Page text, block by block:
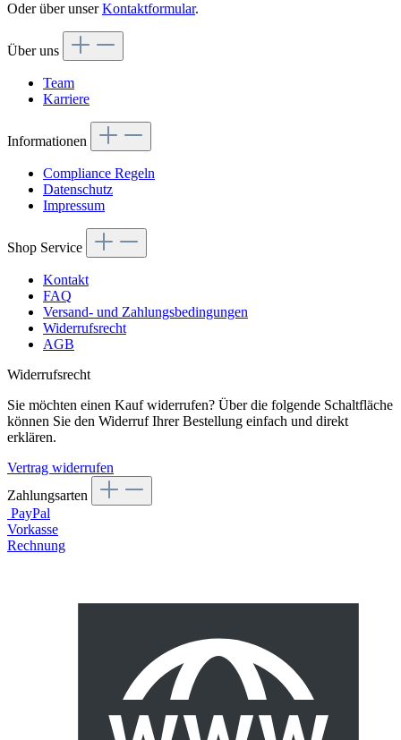
Oder über unserKontaktformular.
Über uns
Team
Karriere
Informationen
Compliance Regeln
Datenschutz
Impressum
Shop Service
Kontakt
FAQ
Versand- und Zahlungsbedingungen
Widerrufsrecht
AGB
Widerrufsrecht
Sie möchten einen Kauf widerrufen? Über die folgende Schaltfläche
können Sie den Widerruf Ihrer Bestellung einfach und direkt
erklären.
Vertrag widerrufen
Zahlungsarten
PayPal
Vorkasse
Rechnung